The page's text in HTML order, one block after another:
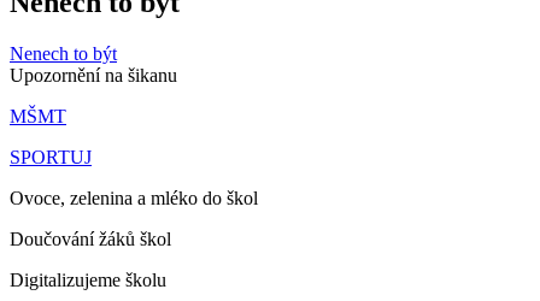
Nenech to být
Upozornění na šikanu
MŠMT
SPORTUJ
Ovoce, zelenina a mléko do škol
Doučování žáků škol
Digitalizujeme školu